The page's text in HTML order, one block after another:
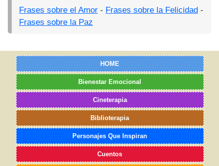
Frases sobre el Amor - Frases sobre la Felicidad -
Frases sobre la Paz
HOME
Bienestar Emocional
Cineterapia
Biblioterapia
Personajes Que Inspiran
Cuentos